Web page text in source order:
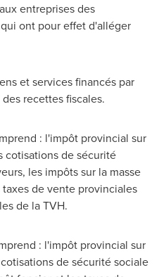
entreprises des
ont pour effet d'alléger
et services financés par
recettes fiscales.
: l'impôt provincial sur
cotisations de sécurité
les impôts sur la masse
de vente provinciales
de la TVH.
: l'impôt provincial sur
de sécurité sociale